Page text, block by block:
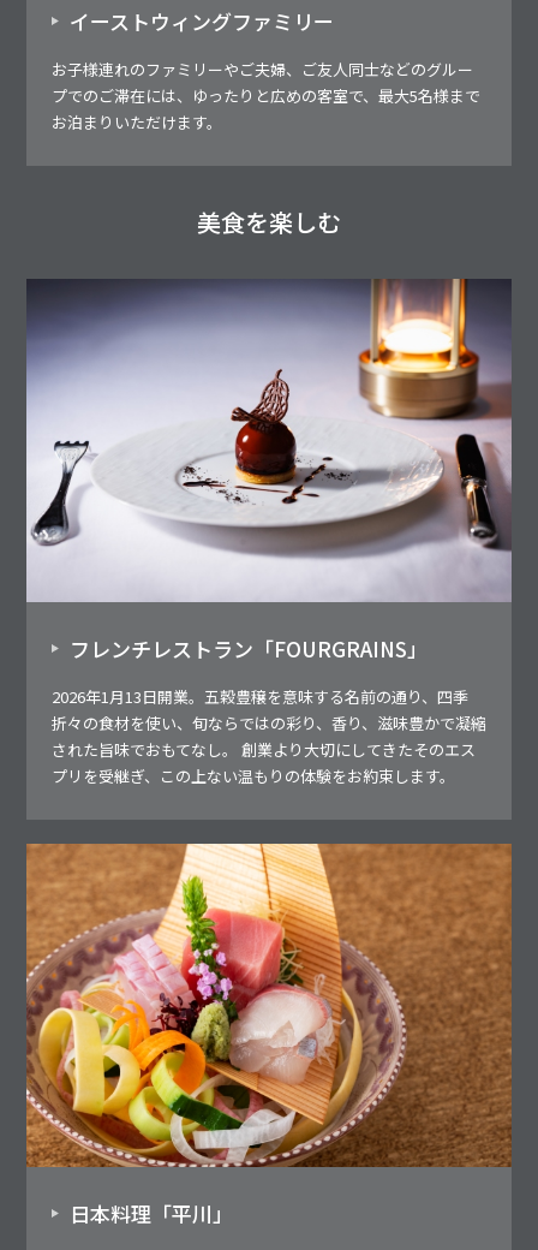
イーストウィングファミリー
お子様連れのファミリーやご夫婦、ご友人同士などのグルー
プでのご滞在には、ゆったりと広めの客室で、最大5名様まで
お泊まりいただけます。
美食を楽しむ
フレンチレストラン「FOURGRAINS」
2026年1月13日開業。五穀豊穣を意味する名前の通り、四季
折々の食材を使い、旬ならではの彩り、香り、滋味豊かで凝縮
された旨味でおもてなし。 創業より大切にしてきたそのエス
プリを受継ぎ、この上ない温もりの体験をお約束します。
日本料理「平川」